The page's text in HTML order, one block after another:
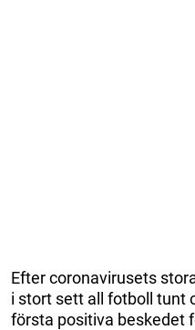
Efter coronavirusets
i stort sett all fotboll tunt
första positiva beskedet